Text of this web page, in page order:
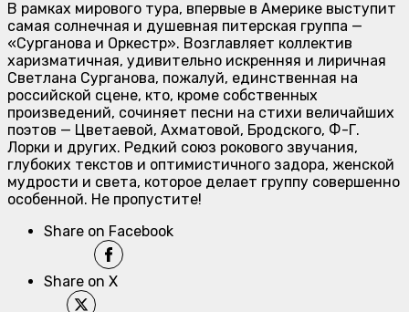
В рамках мирового тура, впервые в Америке выступит
самая солнечная и душевная питерская группа —
«Сурганова и Оркестр». Возглавляет коллектив
харизматичная, удивительно искренняя и лиричная
Светлана Сурганова, пожалуй, единственная на
российской сцене, кто, кроме собственных
произведений, сочиняет песни на стихи величайших
поэтов — Цветаевой, Ахматовой, Бродского, Ф-Г.
Лорки и других. Редкий союз рокового звучания,
глубоких текстов и оптимистичного задора, женской
мудрости и света, которое делает группу совершенно
особенной. Не пропустите!
Share on Facebook
Share on X